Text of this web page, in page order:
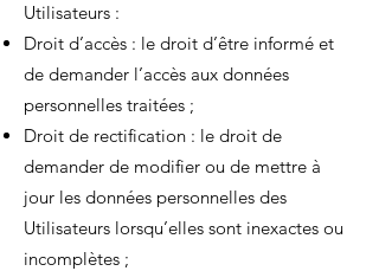
Utilisateurs :
Droit d’accès : le droit d’être informé et
de demander l’accès aux données
personnelles traitées ;
Droit de rectification : le droit de
demander de modifier ou de mettre à
jour les données personnelles des
Utilisateurs lorsqu’elles sont inexactes ou
incomplètes ;